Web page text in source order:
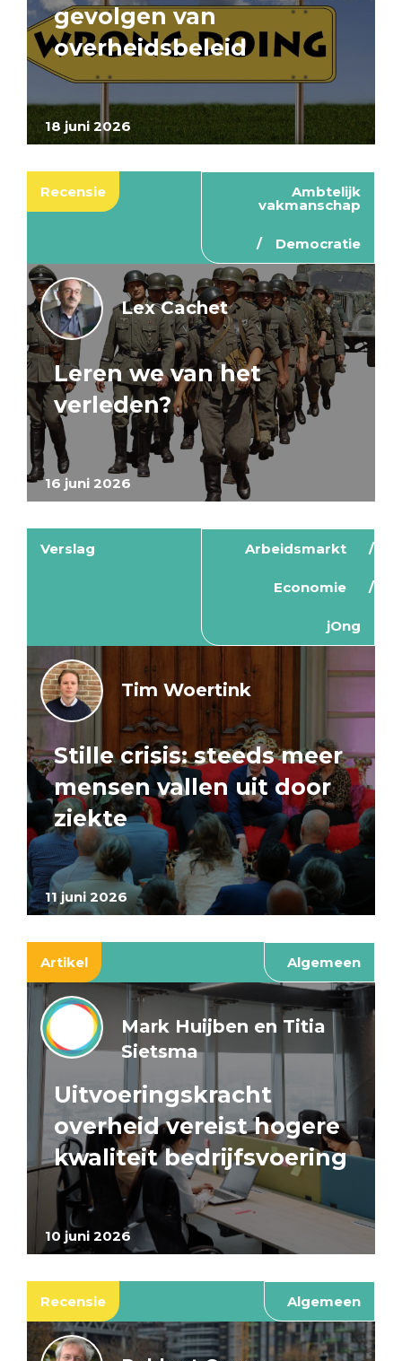
18 juni 2026
gevolgen van
overheidsbeleid
Recensie Ambtelijk
vakmanschap
Democratie
16 juni 2026
Lex Cachet
Leren we van het
verleden?
Verslag Arbeidsmarkt
Economie
jOng
11 juni 2026
Tim Woertink
Stille crisis: steeds meer
mensen vallen uit door
ziekte
Artikel Algemeen
10 juni 2026
Mark Huijben en Titia
Sietsma
Uitvoeringskracht
overheid vereist hogere
kwaliteit bedrijfsvoering
Recensie Algemeen